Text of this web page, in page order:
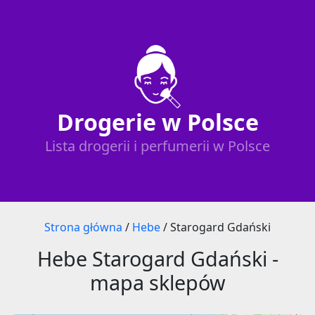
Drogerie w Polsce
Lista drogerii i perfumerii w Polsce
Strona główna / Hebe/Starogard Gdański
Hebe Starogard Gdański -
mapa sklepów